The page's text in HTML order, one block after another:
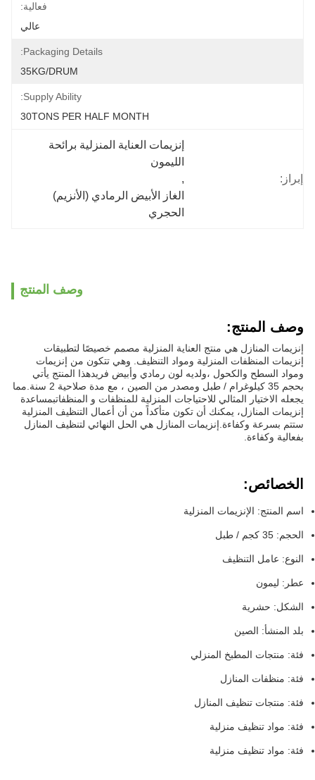
فعالية:
عالي
Packaging Details:
35KG/DRUM
Supply Ability:
30TONS PER HALF MONTH
إبراز:
الليمون
,
الحجري
وصف المنتج
وصف المنتج:
إنزيمات المنازل هي منتج العناية المنزلية مصمم خصيصًا لتطبيقات
إنزيمات المنظفات المنزلية ومواد التنظيف. وهي تتكون من إنزيمات
ومواد السطح والكحول ،ولديه لون رمادي وأبيض فريدهذا المنتج يأتي
بحجم 35 كيلوغرام / طبل ومصدر من الصين ، مع مدة صلاحية 2 سنة.مما
يجعله الاختيار المثالي للاحتياجات المنزلية للمنظفات و المنظفاتبمساعدة
إنزيمات المنازل، يمكنك أن تكون متأكداً من أن أعمال التنظيف المنزلية
ستتم بسرعة وكفاءة.إنزيمات المنازل هي الحل النهائي لتنظيف المنازل
بفعالية وكفاءة.
الخصائص:
اسم المنتج: الإنزيمات المنزلية
الحجم: 35 كجم / طبل
النوع: عامل التنظيف
عطر: ليمون
الشكل: حشرية
بلد المنشأ: الصين
فئة: منتجات المطبخ المنزلي
فئة: منظفات المنازل
فئة: منتجات تنظيف المنازل
فئة: مواد تنظيف منزلية
فئة: مواد تنظيف منزلية